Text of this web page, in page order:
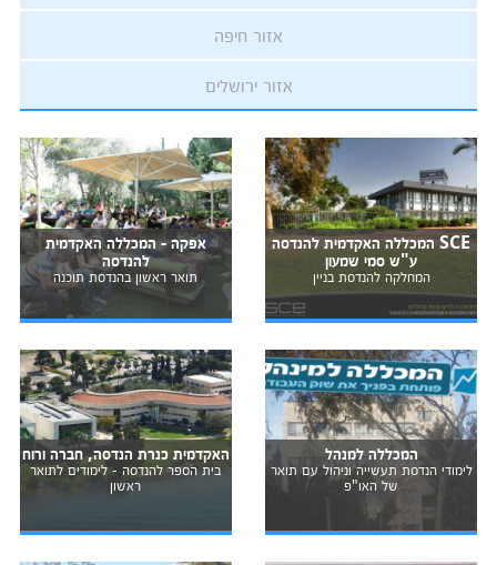
אזור חיפה
אזור ירושלים
SCE המכללה האקדמית להנדסה
ע"ש סמי שמעון
המחלקה להנדסת בניין
אפקה - המכללה האקדמית
להנדסה
תואר ראשון בהנדסת תוכנה
המכללה למנהל
לימודי הנדסת תעשייה וניהול עם תואר
של האו"פ
האקדמית כנרת הנדסה, חברה ורוח
בית הספר להנדסה - לימודים לתואר
ראשון